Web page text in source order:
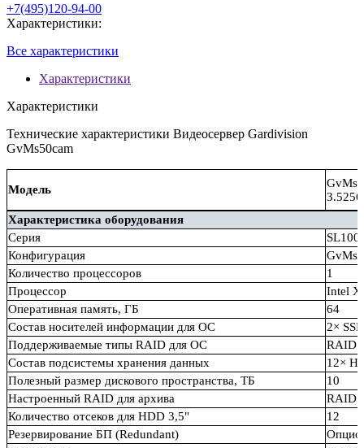
+7(495)120-94-00
Характеристики:
Все характеристики
Характеристики
Характеристики
Технические характеристики Видеосервер Gardivision
GvMs50cam
Модель
Характеристика оборудования
Серия
Конфигурация
Количество процессоров
1
Процессор
Intel
Оперативная память, ГБ
64
Состав носителей информации для ОС
2×
Поддерживаемые типы RAID для ОС
RAID1
Состав подсистемы хранения данных
12×
Полезный размер дискового пространства, ТБ
10
Настроенный RAID для архива
Количество отсеков для HDD 3,5"
12
Резервирование БП (Redundant)